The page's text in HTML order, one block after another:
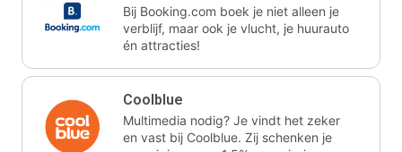
Bij Booking.com boek je niet alleen je
verblijf, maar ook je vlucht, je huurauto
én attracties!
Coolblue
Multimedia nodig? Je vindt het zeker
en vast bij Coolblue. Zij schenken je